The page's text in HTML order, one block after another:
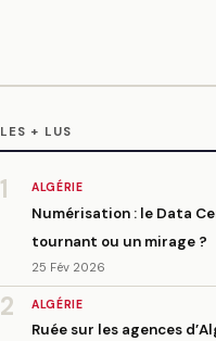
LES + LUS
1 ALGÉRIE
Numérisation : le Data
tournant ou un mirage ?
25 Fév 2026
2 ALGÉRIE
Ruée sur les agences